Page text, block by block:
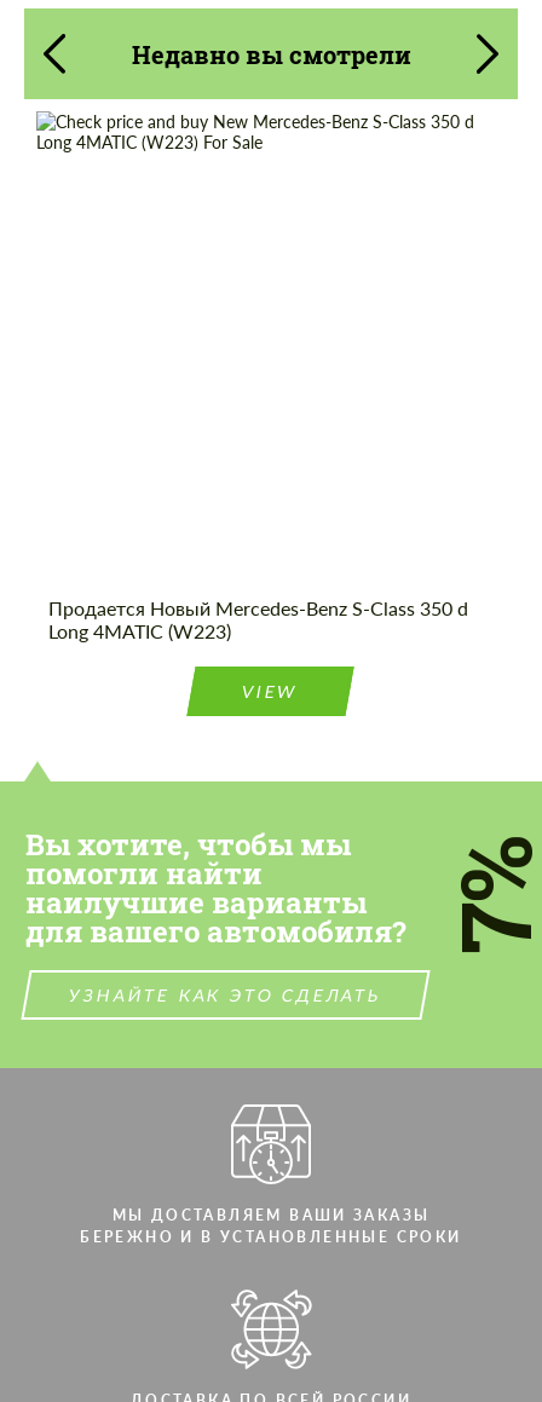
Недавно вы смотрели
Продается Новый Mercedes-Benz S-Class 350 d
Long 4MATIC (W223)
VIEW
Вы хотите, чтобы мы
помогли найти
наилучшие варианты
для вашего автомобиля?
УЗНАЙТЕ КАК ЭТО СДЕЛАТЬ
МЫ ДОСТАВЛЯЕМ ВАШИ ЗАКАЗЫ
БЕРЕЖНО И В УСТАНОВЛЕННЫЕ СРОКИ
Cогласиться на обработку
персональных данных
Cогласиться на обработку